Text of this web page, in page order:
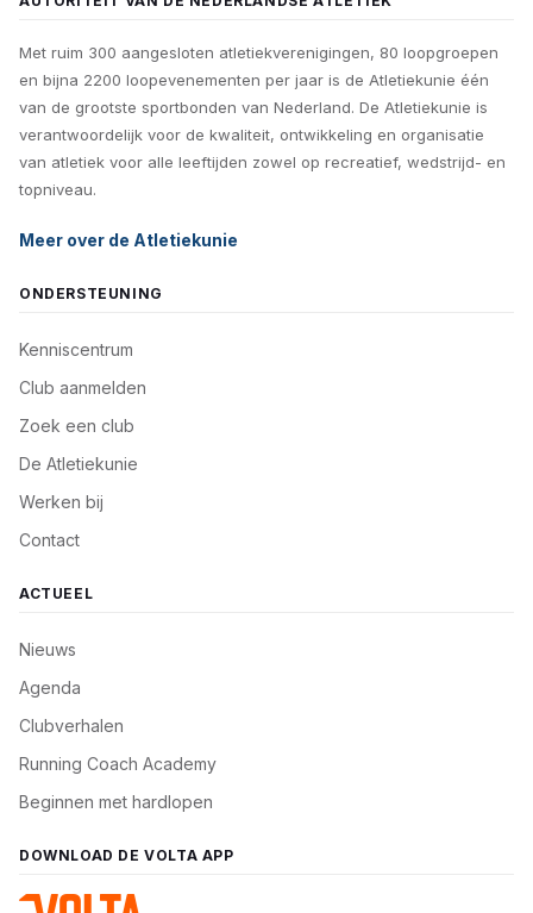
Met ruim 300 aangesloten atletiekverenigingen, 80 loopgroepen
en bijna 2200 loopevenementen per jaar is de Atletiekunie één
van de grootste sportbonden van Nederland. De Atletiekunie is
verantwoordelijk voor de kwaliteit, ontwikkeling en organisatie
van atletiek voor alle leeftijden zowel op recreatief, wedstrijd- en
topniveau.
Meer over de Atletiekunie
ONDERSTEUNING
Kenniscentrum
Club aanmelden
Zoek een club
De Atletiekunie
Werken bij
Contact
ACTUEEL
Nieuws
Agenda
Clubverhalen
Running Coach Academy
Beginnen met hardlopen
DOWNLOAD DE VOLTA APP